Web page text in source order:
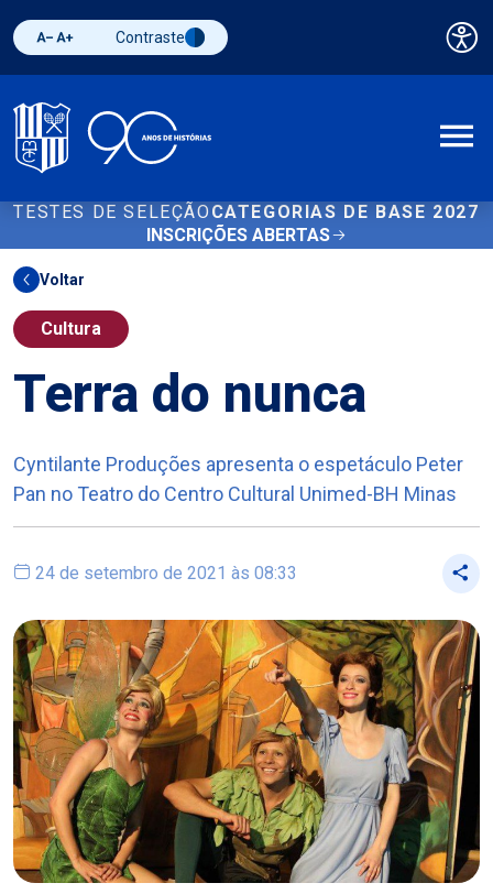
Diminuir fonte
Aumentar fonteAlternar contraste
Contraste
TESTES DE SELEÇÃO CATEGORIAS DE BASE 2027
INSCRIÇÕES ABERTAS
Voltar
Cultura
Terra do nunca
Cyntilante Produções apresenta o espetáculo Peter
Pan no Teatro do Centro Cultural Unimed-BH Minas
24 de setembro de 2021 às 08:33